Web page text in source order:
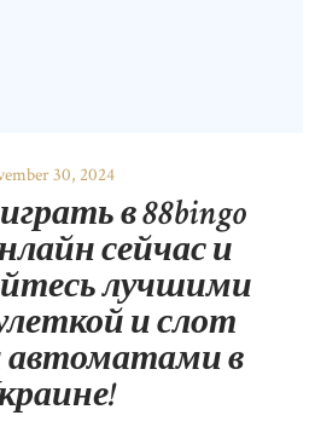
30, 2024
в 88bingo
сейчас и
лучшими
и слот
автоматами в